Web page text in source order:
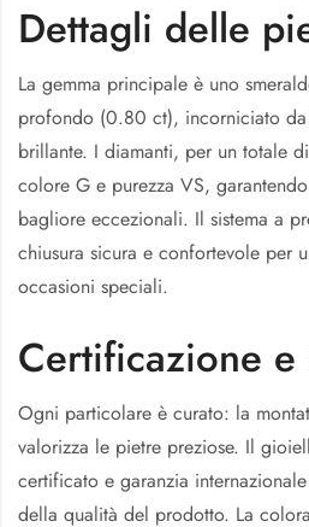
Dettagli delle
La gemma principale è uno
profondo (0.80 ct), incorniciato
brillante. I diamanti, per un totale
colore G e purezza VS,
bagliore eccezionali. Il sistema a
chiusura sicura e confortevole per
occasioni speciali.
Certificazione e
Ogni particolare è curato: la
valorizza le pietre preziose. Il
certificato e garanzia
della qualità del prodotto. La